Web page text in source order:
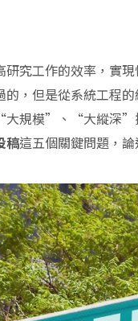
究工作的效率，實
，但是從系統工程
大規模”、“大縱深”
稿這五個關鍵問題，